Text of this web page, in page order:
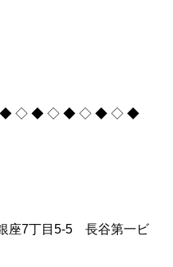
◇ ◆ ◇ ◆ ◇ ◆ ◇ ◆
座7丁目5-5 長谷第一ビ